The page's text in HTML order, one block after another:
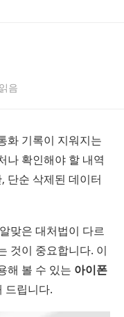
음
화 기록이 지워지는
나 확인해야 할 내역
단순 삭제된 데이터
맞은 대처법이 다르
것이 중요합니다. 이
해 볼 수 있는 아이폰
드립니다.